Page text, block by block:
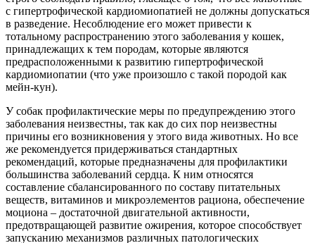
с гипертрофической кардиомиопатией не должны допускаться
в разведение. Несоблюдение его может привести к
тотальному распространению этого заболевания у кошек,
принадлежащих к тем породам, которые являются
предрасположенными к развитию гипертрофической
кардиомиопатии (что уже произошло с такой породой как
мейн-кун).
У собак профилактические меры по предупреждению этого
заболевания неизвестны, так как до сих пор неизвестны
причины его возникновения у этого вида животных. Но все
же рекомендуется придерживаться стандартных
рекомендаций, которые предназначены для профилактики
большинства заболеваний сердца. К ним относятся
составление сбалансированного по составу питательных
веществ, витаминов и микроэлементов рациона, обеспечение
моциона – достаточной двигательной активности,
предотвращающей развитие ожирения, которое способствует
запусканию механизмов различных патологических